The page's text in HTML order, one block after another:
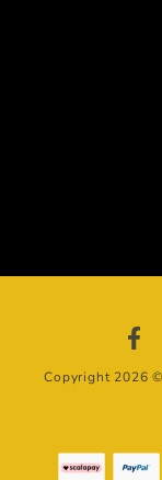
Copyright 2026